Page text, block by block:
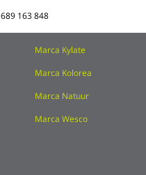
689 163 848
Marca Kylate
Marca Kolorea
Marca Natuur
Marca Wesco